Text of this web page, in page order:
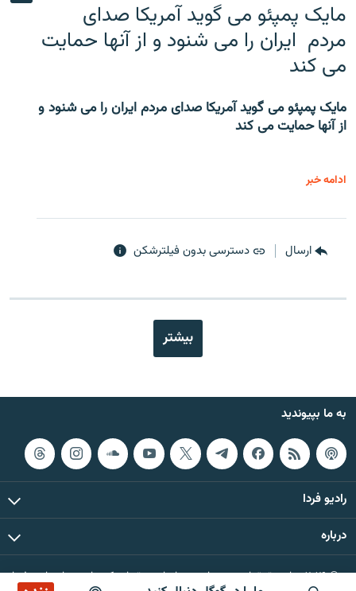
مایک پمپئو می گوید آمریکا صدای
مردم ایران را می شنود و از آنها حمایت
می کند
مایک پمپئو می گوید آمریکا صدای مردم ایران را می شنود و
از آنها حمایت می کند
ادامه خبر
ارسال دسترسی بدون فیلترشکن
بیشتر
به ما بپیوندید
رادیو فردا
درباره
© ۲۰۲۶ تمام حقوق این وب‌سایت، بر اساس مقررات کپی‌رایت، برای رادیو فردا